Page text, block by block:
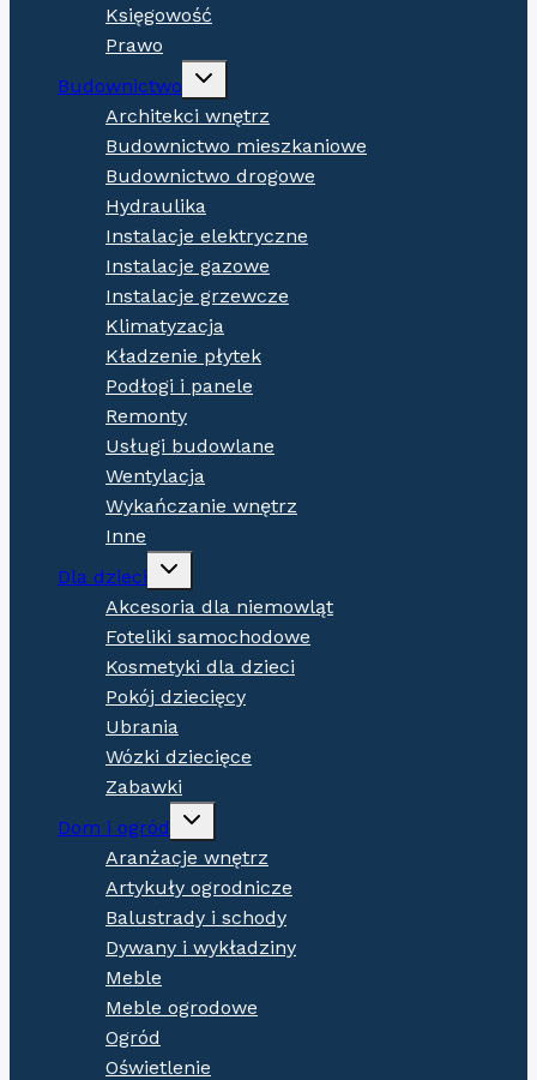
Księgowość
Prawo
Budownictwo
Expand
menu
Architekci wnętrz
Budownictwo mieszkaniowe
Budownictwo drogowe
Hydraulika
Instalacje elektryczne
Instalacje gazowe
Instalacje grzewcze
Klimatyzacja
Kładzenie płytek
Podłogi i panele
Remonty
Usługi budowlane
Wentylacja
Wykańczanie wnętrz
Inne
Dla dzieci
Expand
menu
Akcesoria dla niemowląt
Foteliki samochodowe
Kosmetyki dla dzieci
Pokój dziecięcy
Ubrania
Wózki dziecięce
Zabawki
Dom i ogród
Expand
menu
Aranżacje wnętrz
Artykuły ogrodnicze
Balustrady i schody
Dywany i wykładziny
Meble
Meble ogrodowe
Ogród
Oświetlenie